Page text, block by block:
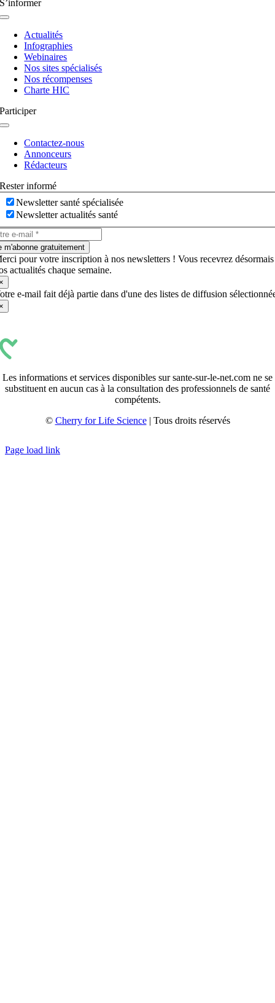
S’informer
Navigation
basculeActualités
Infographies
Webinaires
Nos sites spécialisés
Nos récompenses
Charte HIC
Participer
Navigation
basculeContactez-nous
Annonceurs
Rédacteurs
Rester informé
Newsletter santé spécialisée
Newsletter actualités santé
m'abonne gratuitement
pour votre inscription à nos newsletters ! Vous recevrez désormais
actualités chaque semaine.
e-mail fait déjà partie dans d'une des listes de diffusion
Les informations et services disponibles sur sante-sur-le-net.com ne se
substituent en aucun cas à la consultation des professionnels de santé
compétents.
© Cherry for Life Science| Tous droits réservés
Page load link